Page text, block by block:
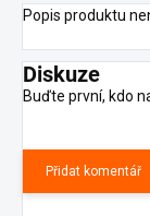
Popis produktu
Diskuze
Buďte první, kdo
Přidat komentář